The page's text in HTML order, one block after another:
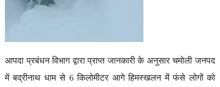
आपदा प्रबंधन विभाग द्वारा प्राप्त जानकारी के अनुसार चमोली जनपद
में बद्रीनाथ धाम से 6 किलोमीटर आगे हिमस्खलन में फंसे लोगों को